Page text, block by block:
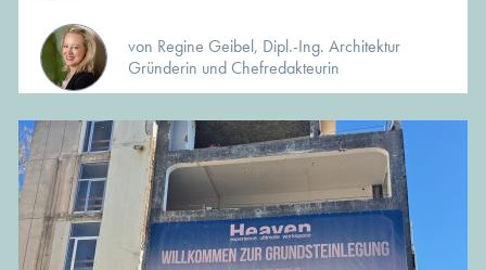
von Regine Geibel, Dipl.-Ing. Architektur
Gründerin und Chefredakteurin